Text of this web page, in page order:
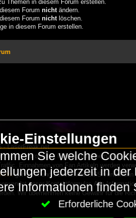
Themen in diesem Forum erstellen.
Forum nicht ändern.
Forum nicht löschen.
in diesem Forum erstellen.
- LaserFreak.net
freies und offenes Forum zum Thema
Einnahmen von Fan Artikeln werden
gehostet und betreut. Als CMS
unser Kontaktformular. Alle
Wir übernehmen keine Gewähr für die
Einstellungen
Sie welche
jederzeit in
Informationen
Erforderliche